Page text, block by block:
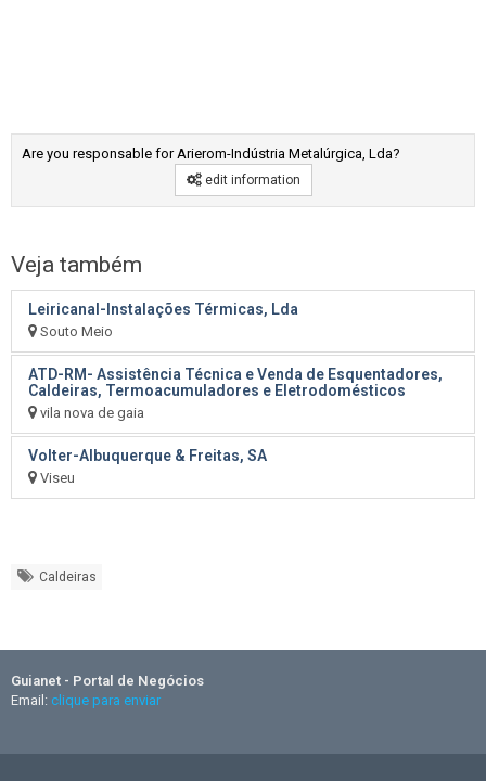
Are you responsable for Arierom-Indústria Metalúrgica, Lda?
edit information
Veja também
Leiricanal-Instalações Térmicas, Lda
Souto Meio
ATD-RM- Assistência Técnica e Venda de Esquentadores,
Caldeiras, Termoacumuladores e Eletrodomésticos
vila nova de gaia
Volter-Albuquerque & Freitas, SA
Viseu
Caldeiras
Guianet - Portal de Negócios
Email: clique para enviar